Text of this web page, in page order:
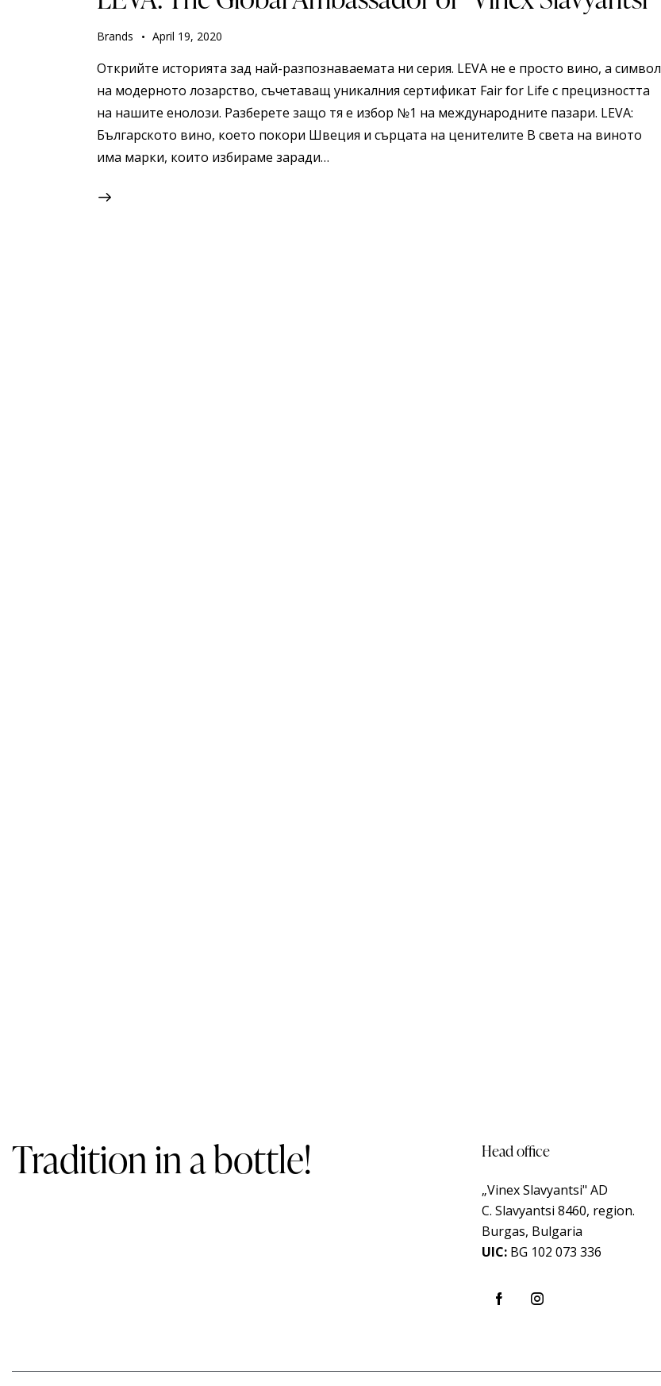
Brands April 19, 2020
Открийте историята зад най-разпознаваемата ни серия. LEVA не е просто вино, а символ
на модерното лозарство, съчетаващ уникалния сертификат Fair for Life с прецизността
на нашите енолози. Разберете защо тя е избор №1 на международните пазари. LEVA:
Българското вино, което покори Швеция и сърцата на ценителите В света на виното
има марки, които избираме заради…
Tradition in a bottle! Head office
„Vinex Slavyantsi" AD
C.Slavyantsi 8460, region.
Burgas, Bulgaria
UIC: BG 102 073 336